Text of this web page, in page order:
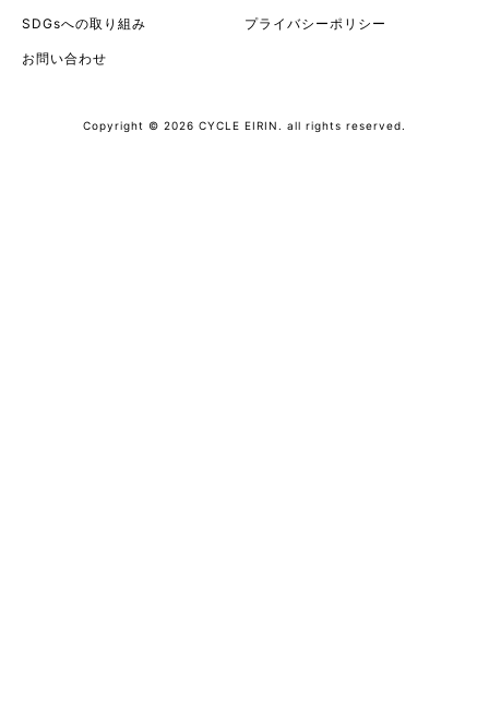
SDGsへの取り組み プライバシーポリシー
お問い合わせ
Copyright © 2026 CYCLE EIRIN. all rights reserved.